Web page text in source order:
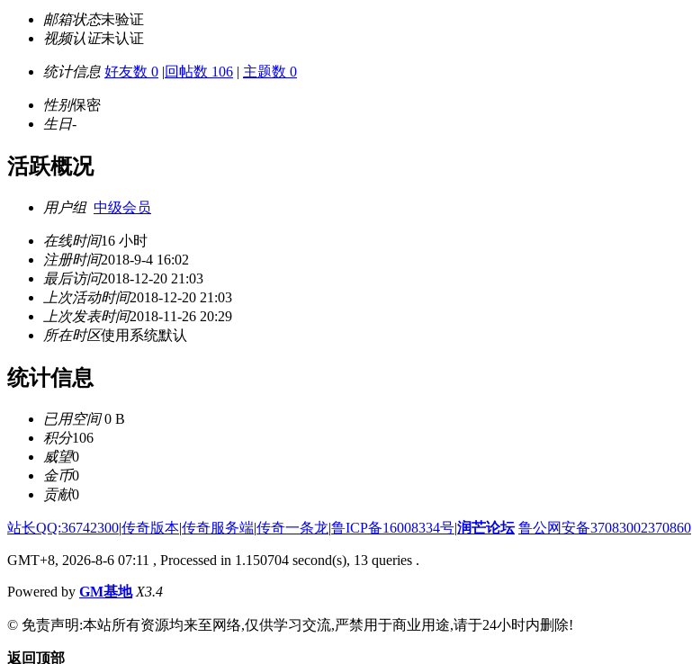
邮箱状态未验证
视频认证未认证
统计信息 好友数 0 |回帖数 106 | 主题数 0
性别保密
生日-
活跃概况
用户组 中级会员
在线时间16 小时
注册时间2018-9-4 16:02
最后访问2018-12-20 21:03
上次活动时间2018-12-20 21:03
上次发表时间2018-11-26 20:29
所在时区使用系统默认
统计信息
已用空间0 B
积分106
威望0
金币0
贡献0
站长QQ:36742300|传奇版本|传奇服务端|传奇一条龙|鲁ICP备16008334号|润芒论坛 鲁公网安备37083002370860
GMT+8, 2026-8-6 07:11 , Processed in 1.150704 second(s), 13 queries .
Powered by GM基地 X3.4
© 免责声明:本站所有资源均来至网络,仅供学习交流,严禁用于商业用途,请于24小时内删除!
返回顶部